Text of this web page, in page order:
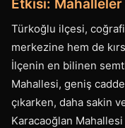
Etkisi: Mahalleler
Türkoğlu ilçesi,
merkezine hem de
İlçenin en bilinen
Mahallesi, geniş
çıkarken, daha sakin
Karacaoğlan